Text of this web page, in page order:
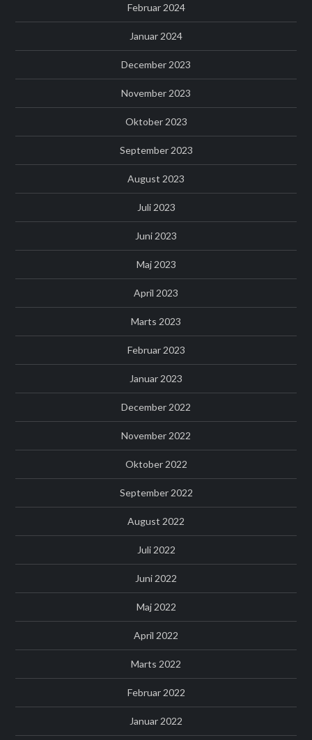
Februar 2024
Januar 2024
December 2023
November 2023
Oktober 2023
September 2023
August 2023
Juli 2023
Juni 2023
Maj 2023
April 2023
Marts 2023
Februar 2023
Januar 2023
December 2022
November 2022
Oktober 2022
September 2022
August 2022
Juli 2022
Juni 2022
Maj 2022
April 2022
Marts 2022
Februar 2022
Januar 2022